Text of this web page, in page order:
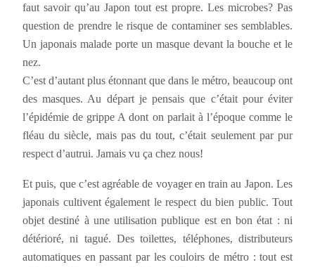
faut savoir qu’au Japon tout est propre. Les microbes? Pas
question de prendre le risque de contaminer ses semblables.
Un japonais malade porte un masque devant la bouche et le
nez.
C’est d’autant plus étonnant que dans le métro, beaucoup ont
des masques. Au départ je pensais que c’était pour éviter
l’épidémie de grippe A dont on parlait à l’époque comme le
fléau du siècle, mais pas du tout, c’était seulement par pur
respect d’autrui. Jamais vu ça chez nous!
Et puis, que c’est agréable de voyager en train au Japon. Les
japonais cultivent également le respect du bien public. Tout
objet destiné à une utilisation publique est en bon état : ni
détérioré, ni tagué. Des toilettes, téléphones, distributeurs
automatiques en passant par les couloirs de métro : tout est